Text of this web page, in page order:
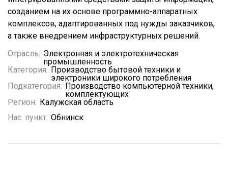
созданием на их основе программно-аппаратных
комплексов, адаптированных под нужды заказчиков,
а также внедрением инфраструктурных решений.
Отрасль: Электронная и электротехническая
промышленность
Категория: Производство бытовой техники и
электроники широкого потребления
Подкатегория: Производство компьютерной техники,
комплектующих
Регион: Калужская область
Нас. пункт: Обнинск